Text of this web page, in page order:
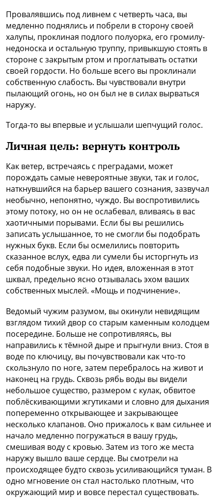
Провалявшись под ливнем с четверть часа, вы
медленно поднялись и побрели в сторону своей
халупы, проклиная подлого полуорка, его громилу-
недоноска и остальную труппу, привыкшую стоять в
стороне с закрытым ртом и проглатывать остатки
своей гордости. Но больше всего вы проклинали
собственную слабость. Вы чувствовали внутри
пылающий огонь, но он был не в силах вырваться
наружу.
Тогда-то вы впервые и услышали шепчущий голос.
Личная цель: вернуть контроль
Как ветер, встречаясь с преградами, может
порождать самые невероятные звуки, так и голос,
наткнувшийся на барьер вашего сознания, зазвучал
необычно, непонятно, чуждо. Вы воспротивились
этому потоку, но он не ослабевал, вливаясь в вас
хаотичными порывами. Если бы вы решились
записать услышанное, то не смогли бы подобрать
нужных букв. Если бы осмелились повторить
сказанное вслух, едва ли сумели бы исторгнуть из
себя подобные звуки. Но идея, вложенная в этот
шквал, предельно ясно отзывалась эхом ваших
собственных мыслей. «Мощь и подчинение».
Ведомый чужим разумом, вы окинули невидящим
взглядом тихий двор со старым каменным колодцем
посередине. Больше не сопротивляясь, вы
направились к тёмной дыре и прыгнули вниз. Стоя в
воде по ключицу, вы почувствовали как что-то
скользнуло по ноге, затем перебралось на живот и
наконец на грудь. Сквозь рябь воды вы видели
небольшое существо, размером с кулак, обвитое
поблёскивающими жгутиками и словно для дыхания
попеременно открывающее и закрывающее
несколько клапанов. Оно прижалось к вам сильнее и
начало медленно погружаться в вашу грудь,
смешивая воду с кровью. Затем из того же места
наружу вышло ваше сердце. Вы смотрели на
происходящее будто сквозь усиливающийся туман. В
одно мгновение он стал настолько плотным, что
окружающий мир и вовсе перестал существовать.